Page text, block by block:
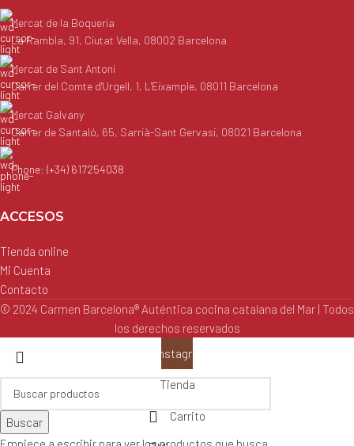
Mercat de la Boquería
La Rambla, 91, Ciutat Vella, 08002 Barcelona
Mercat de Sant Antoni
Carrer del Comte d'Urgell, 1, L'Eixample, 08011 Barcelona
Mercat Galvany
Carrer de Santaló, 65, Sarrià-Sant Gervasi, 08021 Barcelona
Phone: (+34) 617254038
ACCESOS
Tienda online
Mi Cuenta
Contacto
© 2024 Carmen Barcelona® Auténtica cocina catalana del Mar | Todos
los derechos reservados
Buscar
Instagram
Tienda
Carrito